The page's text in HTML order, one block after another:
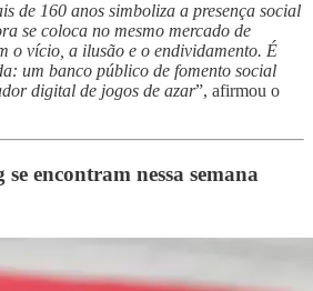
de 160 anos simboliza a presença social
se coloca no mesmo mercado de
o vício, a ilusão e o endividamento. É
um banco público de fomento social
digital de jogos de azar”, afirmou o
encontram nessa semana